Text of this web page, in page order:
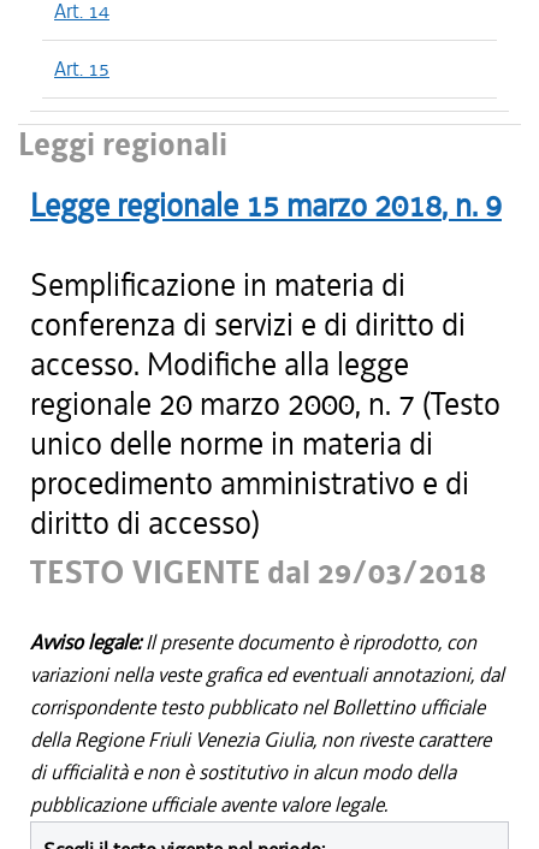
Art. 14
Art. 15
Leggi regionali
Legge regionale 15 marzo 2018, n. 9
Semplificazione in materia di
conferenza di servizi e di diritto di
accesso. Modifiche alla legge
regionale 20 marzo 2000, n. 7 (Testo
unico delle norme in materia di
procedimento amministrativo e di
diritto di accesso)
TESTO VIGENTE dal 29/03/2018
Avviso legale:Il presente documento è riprodotto, con
variazioni nella veste grafica ed eventuali annotazioni, dal
corrispondente testo pubblicato nel Bollettino ufficiale
della Regione Friuli Venezia Giulia, non riveste carattere
di ufficialità e non è sostitutivo in alcun modo della
pubblicazione ufficiale avente valore legale.